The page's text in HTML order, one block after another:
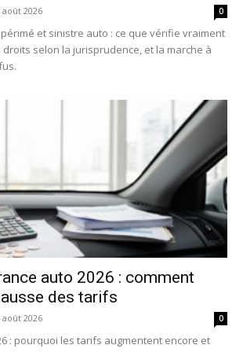
août 2026 0
et sinistre auto : ce que vérifie vraiment
selon la jurisprudence, et la marche à
auto 2026 : comment
des tarifs
août 2026 0
: pourquoi les tarifs augmentent encore et